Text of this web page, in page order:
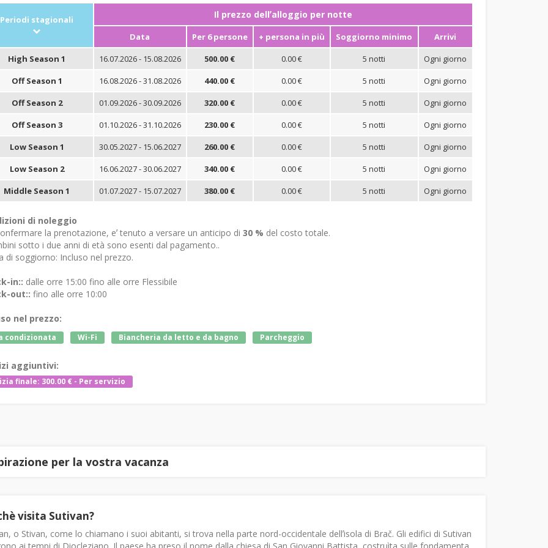
Periodi stagionali Il prezzo dellʼalloggio per notte
Data Per 6 persone + persona in più Soggiorno minimo
Arrivi
High Season 1
16.07.2026 - 15.08.2026 500.00 € 0.00 € 5 notti
Ogni giorno
Off Season 1
16.08.2026 - 31.08.2026 440.00 € 0.00 € 5 notti
Ogni giorno
Off Season 2
01.09.2026 - 30.09.2026 320.00 € 0.00 € 5 notti
Ogni giorno
Off Season 3
01.10.2026 - 31.10.2026 230.00 € 0.00 € 5 notti
Ogni giorno
Low Season 1
30.05.2027 - 15.06.2027 260.00 € 0.00 € 5 notti
Ogni giorno
Low Season 2
16.06.2027 - 30.06.2027 340.00 € 0.00 € 5 notti
Ogni giorno
Middle Season 1
01.07.2027 - 15.07.2027 380.00 € 0.00 € 5 notti Ogni giorno
di noleggio
la prenotazione, eʼ tenuto a versare un anticipo di 30 % del costo totale.
sotto i due anni di età sono esenti dal pagamento..
di soggiorno: Incluso nel prezzo.
in:: dalle orre 15:00 fino alle orre Flessibile
out:: fino alle orre 10:00
nel prezzo:
condizionata Wi-Fi Biancheria da letto e da bagno Parcheggio
aggiuntivi:
finale: 300.00 € - Per servizio
per la vostra vacanza
visita Sutivan?
o Stivan, come lo chiamano i suoi abitanti, si trova nella parte nord-occidentale dellʼisola di Brač. Gli edifici di Sutivan